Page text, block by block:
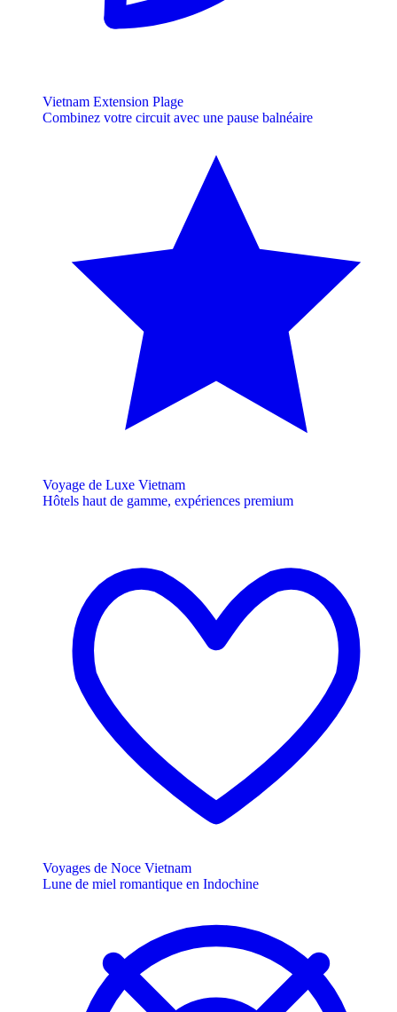
Vietnam Extension Plage
Combinez votre circuit avec une pause balnéaire
Voyage de Luxe Vietnam
Hôtels haut de gamme, expériences premium
Voyages de Noce Vietnam
Lune de miel romantique en Indochine